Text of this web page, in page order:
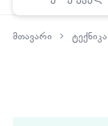
მთავარი ტექნიკა